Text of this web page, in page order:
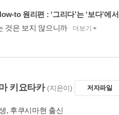
to 원리편 : ‘그리다’는 ‘보다’에
것은 보지 않으니까
더보기
키요타카 (지은이) 저자파일
, 후쿠시마현 출신